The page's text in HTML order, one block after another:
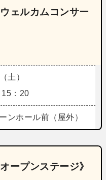
ェルカムコンサー
土）
15：20
ンホール前（屋外）
ープンステージ》